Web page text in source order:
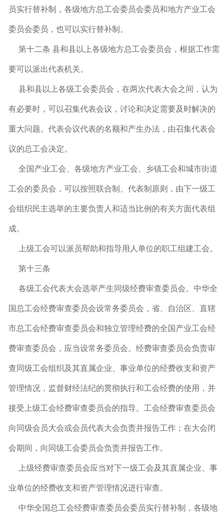
员实行替补制，各级地方总工会委员会委员和地方产业工会
委员会委员，也可以实行替补制。
第十二条 县和县以上各级地方总工会委员会，根据工作需
要可以派出代表机关。
县和县以上各级工会委员会，在两次代表大会之间，认为
有必要时，可以召集代表会议，讨论和决定需要及时解决的
重大问题。代表会议代表的名额和产生办法，由召集代表会
议的总工会决定。
全国产业工会、各级地方产业工会、乡镇工会和城市街道
工会的委员会，可以按照联合制、代表制原则，由下一级工
会组织民主选举的主要负责人和适当比例的有关方面代表组
成。
上级工会可以派员帮助和指导用人单位的职工组建工会。
第十三条
各级工会代表大会选举产生同级经费审查委员会。中华全
国总工会经费审查委员会设常务委员会，省、自治区、直辖
市总工会经费审查委员会和独立管理经费的全国产业工会经
费审查委员会，应当设常务委员会。经费审查委员会负责审
查同级工会组织及其直属企业、事业单位的经费收支和资产
管理情况，监督财经法纪的贯彻执行和工会经费的使用，并
接受上级工会经费审查委员会的指导。工会经费审查委员会
向同级会员大会或会员代表大会负责并报告工作；在大会闭
会期间，向同级工会委员会负责并报告工作。
上级经费审查委员会应当对下一级工会及其直属企业、事
业单位的经费收支和资产管理情况进行审查。
中华全国总工会经费审查委员会委员实行替补制，各级地